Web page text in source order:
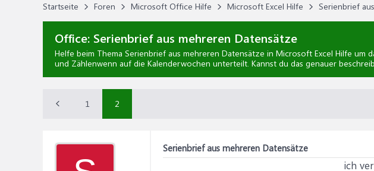
Startseite Foren Microsoft Office Hilfe Microsoft Excel Hilfe Serienbrief
Office: Serienbrief aus mehreren Datensätze
Helfe beim Thema Serienbrief aus mehreren Datensätze in Microsoft Excel Hilfe um
und Zählenwenn auf die Kalenderwochen unterteilt. Kannst du das genauer
1 2
Serienbrief aus mehreren Datensätze
ich